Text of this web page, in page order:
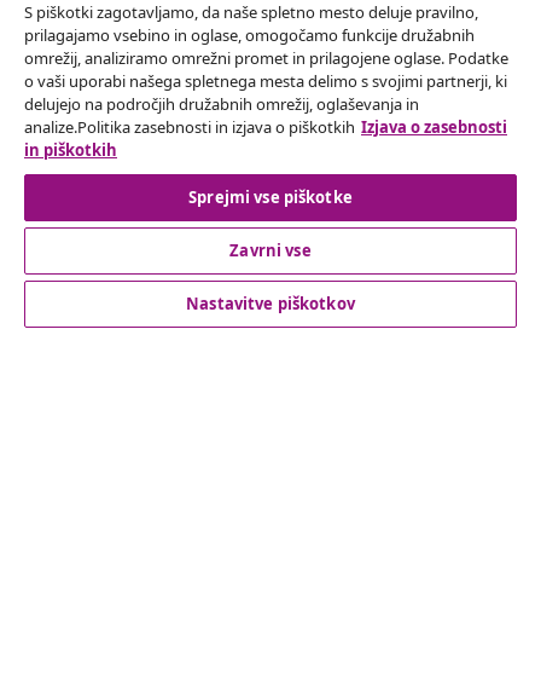
Odstop od pogodbe
Oddaj zahtevek za odstop od naročila.
Odstop od pogodbe
Podpora za stranke
S piškotki zagotavljamo, da naše spletno mesto deluje pravilno,
prilagajamo vsebino in oglase, omogočamo funkcije družabnih
omrežij, analiziramo omrežni promet in prilagojene oglase. Podatke
o vaši uporabi našega spletnega mesta delimo s svojimi partnerji, ki
delujejo na področjih družabnih omrežij, oglaševanja in
analize.Politika zasebnosti in izjava o piškotkih Izjava o zasebnosti
in piškotkih
Sprejmi vse piškotke
Zavrni vse
Nastavitve piškotkov